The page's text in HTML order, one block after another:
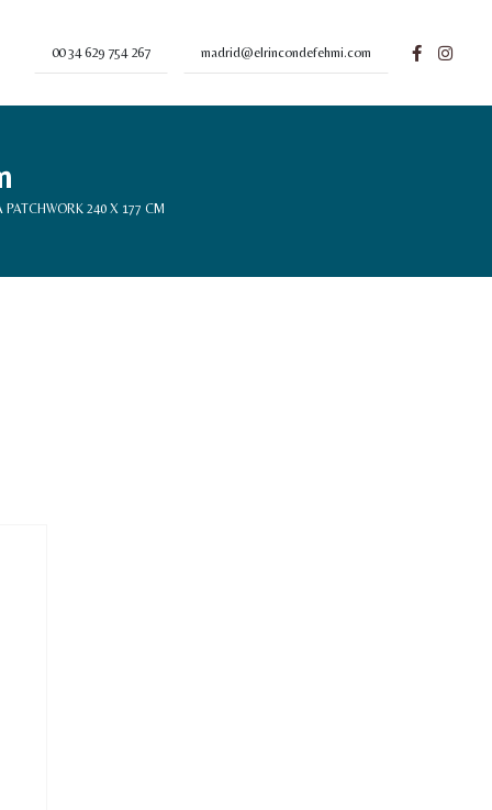
00 34 629 754 267 madrid@elrincondefehmi.com
PATCHWORK 240 X 177 CM